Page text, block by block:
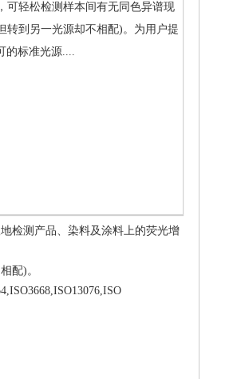
可轻松检测样本间有无同色异谱现
转到另一光源却不相配)。为用户提
的标准光源....
检测产品、染料及涂料上的荧光增
配)。